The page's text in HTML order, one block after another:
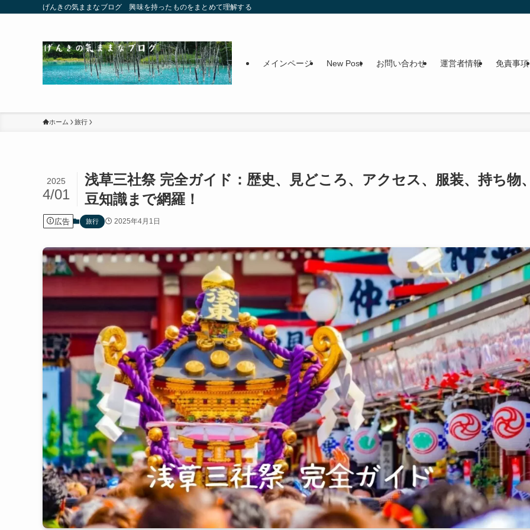
げんきの気ままなブログ 興味を持ったものをまとめて理解する
メインページ New Post お問い合わせ 運営者情報 免責事項
ホーム 旅行
浅草三社祭 完全ガイド：歴史、見どころ、アクセス、服装、持ち物
豆知識まで網羅！
2025
4/01
広告 旅行 2025年4月1日